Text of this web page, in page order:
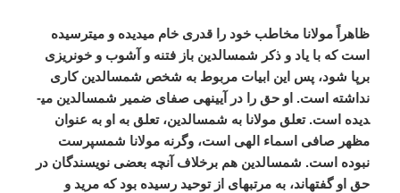
ظاهراً مولانا مخاطب خود را قدری خام می­دیده و می­ترسیده
است که با یاد و ذکر شمس­الدین باز فتنه و آشوب و خونریزی
برپا شود، پس این ابیات مربوط به شخص شمس­الدین کاری
نداشته است. او حق را در آیینه­ی صفای ضمیر شمس­الدین می­
دیده است. تعلق مولانا به شمس­الدین، تعلق به او به عنوان
مظهر صافی اسماء الهی است، وگرنه مولانا شمس­پرست
نبوده است. شمس­الدین هم برخلاف آنچه بعضی نویسندگان در
حق او گفته­اند، به مرتبه­ای از توحید رسیده بود که مرید و